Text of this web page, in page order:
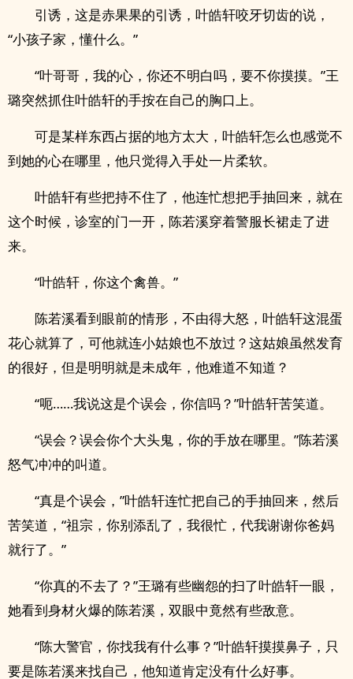
引诱，这是赤果果的引诱，叶皓轩咬牙切齿的说，
“小孩子家，懂什么。”
“叶哥哥，我的心，你还不明白吗，要不你摸摸。”王
璐突然抓住叶皓轩的手按在自己的胸口上。
可是某样东西占据的地方太大，叶皓轩怎么也感觉不
到她的心在哪里，他只觉得入手处一片柔软。
叶皓轩有些把持不住了，他连忙想把手抽回来，就在
这个时候，诊室的门一开，陈若溪穿着警服长裙走了进
来。
“叶皓轩，你这个禽兽。”
陈若溪看到眼前的情形，不由得大怒，叶皓轩这混蛋
花心就算了，可他就连小姑娘也不放过？这姑娘虽然发育
的很好，但是明明就是未成年，他难道不知道？
“呃……我说这是个误会，你信吗？”叶皓轩苦笑道。
“误会？误会你个大头鬼，你的手放在哪里。”陈若溪
怒气冲冲的叫道。
“真是个误会，”叶皓轩连忙把自己的手抽回来，然后
苦笑道，“祖宗，你别添乱了，我很忙，代我谢谢你爸妈
就行了。”
“你真的不去了？”王璐有些幽怨的扫了叶皓轩一眼，
她看到身材火爆的陈若溪，双眼中竟然有些敌意。
“陈大警官，你找我有什么事？”叶皓轩摸摸鼻子，只
要是陈若溪来找自己，他知道肯定没有什么好事。